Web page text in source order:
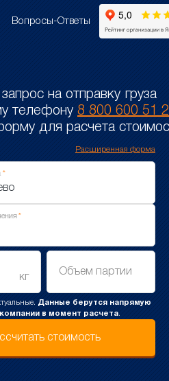
Вопросы-Ответы
на отправку груза
телефону 8 800 600 51
для расчета
Расширенная форма
кг
Объем партии
Данные берутся напрямую
в момент расчета.
стоимость